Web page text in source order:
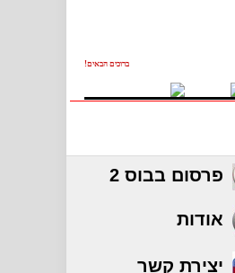
ברוכים הבאים!
פרסום בבוס 2
אודות
יצירת קשר